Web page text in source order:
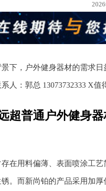
下，户外健身器材的需求
人：郭总 13073732333 X
超普通户外健身器
在用料偏薄、表面喷涂工
。而新尚铂的产品采用加